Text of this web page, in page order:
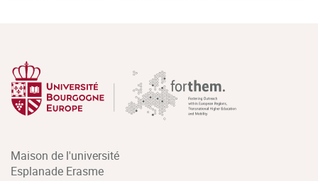
Maison de l'université
Esplanade Erasme